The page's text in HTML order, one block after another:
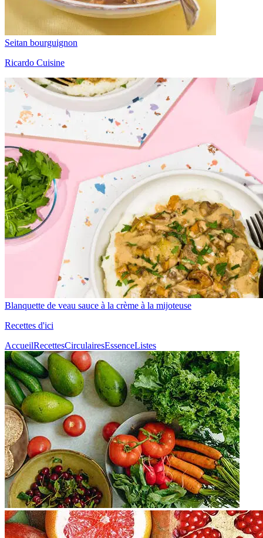
Seitan bourguignon
Ricardo Cuisine
Blanquette de veau sauce à la crème à la mijoteuse
Recettes d'ici
AccueilRecettesCirculairesEssenceListes